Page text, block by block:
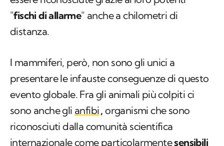
"fischi di allarme" anche a chilometri di
distanza.
I mammiferi, però, non sono gli unici a
presentare le infauste conseguenze di questo
evento globale. Fra gli animali più colpiti ci
sono anche gli anfibi, organismi che sono
riconosciuti dalla comunità scientifica
internazionale come particolarmentesensibili